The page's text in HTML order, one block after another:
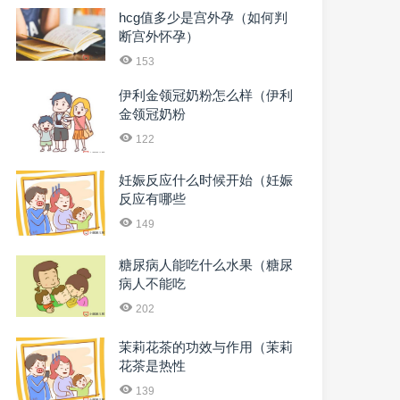
hcg值多少是宫外孕（如何判
断宫外怀孕）
153
伊利金领冠奶粉怎么样（伊利
金领冠奶粉
122
妊娠反应什么时候开始（妊娠
反应有哪些
149
糖尿病人能吃什么水果（糖尿
病人不能吃
202
茉莉花茶的功效与作用（茉莉
花茶是热性
139